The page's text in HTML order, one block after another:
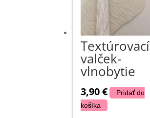
Textúrovací
valček-
vlnobytie
3,90€
Pridať do
košíka